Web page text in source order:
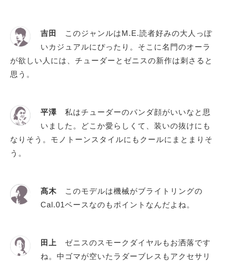
吉田
このジャンルはM.E.読者好みの大人っぽ
いカジュアルにぴったり。そこに名門のオーラ
が欲しい人には、チューダーとゼニスの新作は刺さると
思う。
平澤 私はチューダーのパンダ顔がいいなと思
いました。どこか愛らしくて、装いの抜けにも
なりそう。モノトーンスタイルにもクールにまとまりそ
う。
髙木
このモデルは機械がブライトリングの
Cal.01ベースなのもポイントなんだよね。
田上 ゼニスのスモークダイヤルもお洒落です
ね。中ゴマが空いたラダーブレスもアクセサリ